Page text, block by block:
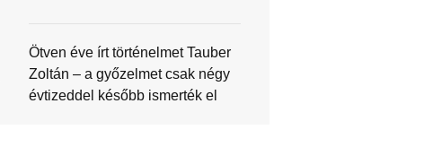
Ötven éve írt történelmet Tauber
Zoltán – a győzelmet csak négy
évtizeddel később ismerték el